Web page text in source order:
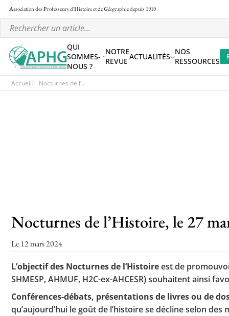
Association desProfesseurs d'Histoire et deGéographiedepuis 1910
QUI
SOMMES-
NOUS ?
NOTRE
REVUE ACTUALITÉS NOS
RESSOURCES
Accueil Nocturnes de l’...
Nocturnes de l’Histoire, le 27
Le 12 mars 2024
L’objectif des Nocturnes de l’Histoireest de
SHMESP, AHMUF, H2C-ex-AHCESR) souhaitent ainsi
Conférences-débats, présentations de livres ou de
qu’aujourd’hui le goût de l’histoire se décline selon